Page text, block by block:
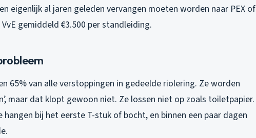
eigenlijk al jaren geleden vervangen moeten worden naar PEX of
gemiddeld €3.500 per standleiding.
65% van alle verstoppingen in gedeelde riolering. Ze worden
maar dat klopt gewoon niet. Ze lossen niet op zoals toiletpapier.
hangen bij het eerste T-stuk of bocht, en binnen een paar dagen